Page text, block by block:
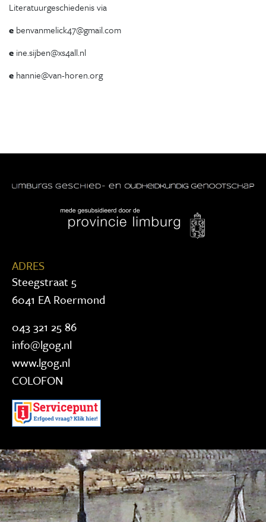
Literatuurgeschiedenis via
e benvanmelick47@gmail.com
e ine.sijben@xs4all.nl
e hannie@van-horen.org
ADRES
Steegstraat 5
6041 EA Roermond
043 321 25 86
info@lgog.nl
www.lgog.nl
COLOFON